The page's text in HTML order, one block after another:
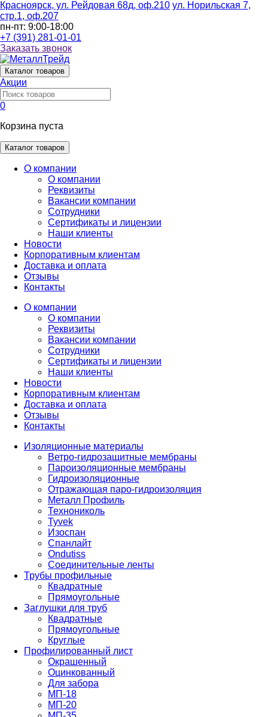
Красноярск, ул. Рейдовая 68д, оф.210 ул. Норильская 7,
стр.1, оф.207
пн-пт: 9:00-18:00
+7 (391) 281-01-01
Заказать звонок
Каталог товаров
Акции
0
Корзина пуста
Каталог товаров
О компании
О компании
Реквизиты
Вакансии компании
Сотрудники
Сертификаты и лицензии
Наши клиенты
Новости
Корпоративным клиентам
Доставка и оплата
Отзывы
Контакты
О компании
О компании
Реквизиты
Вакансии компании
Сотрудники
Сертификаты и лицензии
Наши клиенты
Новости
Корпоративным клиентам
Доставка и оплата
Отзывы
Контакты
Изоляционные материалы
Ветро-гидрозащитные мембраны
Пароизоляционные мембраны
Гидроизоляционные
Отражающая паро-гидроизоляция
Металл Профиль
Технониколь
Tyvek
Изоспан
Спанлайт
Ondutiss
Соединительные ленты
Трубы профильные
Квадратные
Прямоугольные
Заглушки для труб
Квадратные
Прямоугольные
Круглые
Профилированный лист
Окрашенный
Оцинкованный
Для забора
МП-18
МП-20